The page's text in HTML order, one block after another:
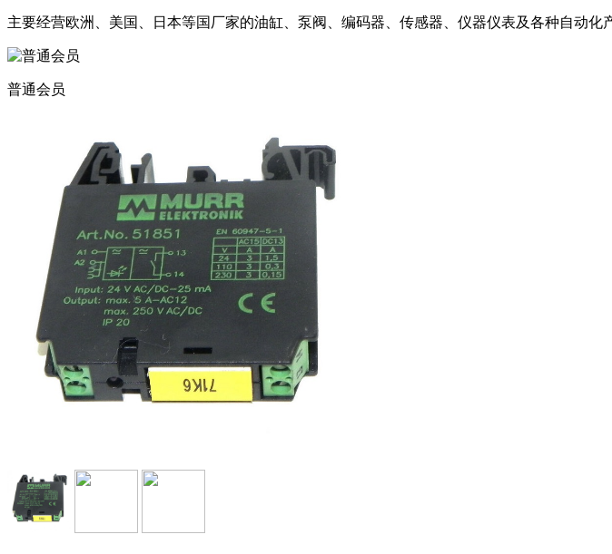
主要经营欧洲、美国、日本等国厂家的油缸、泵阀、编码器、传感器、仪器仪表及各种自动化
普通会员